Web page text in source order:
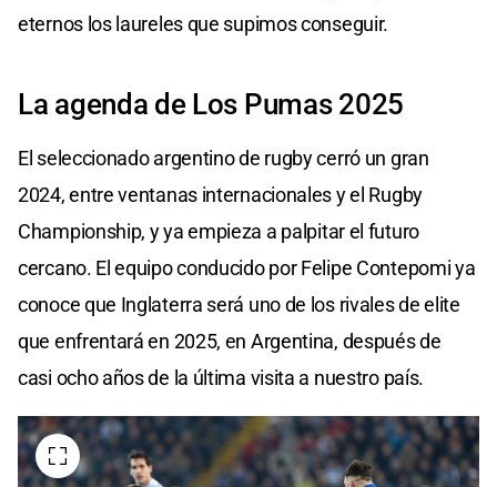
eternos los laureles que supimos conseguir.
La agenda de Los Pumas 2025
El seleccionado argentino de rugby cerró un gran
2024, entre ventanas internacionales y el Rugby
Championship, y ya empieza a palpitar el futuro
cercano. El equipo conducido por Felipe Contepomi ya
conoce que Inglaterra será uno de los rivales de elite
que enfrentará en 2025, en Argentina, después de
casi ocho años de la última visita a nuestro país.